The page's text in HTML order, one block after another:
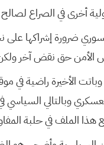
أخرى في الصراع
ضرورة إشراكها
حق نقض آخر ولكن
الأخيرة راضية في
وبالتالي
الملف في حلبة